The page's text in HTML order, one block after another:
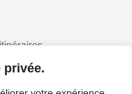
privée.
photos